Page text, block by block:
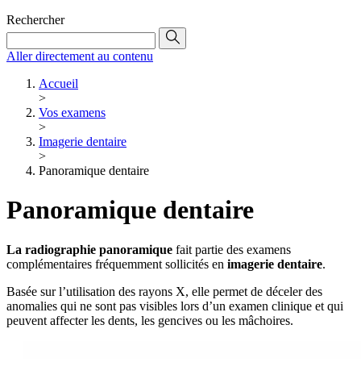
Rechercher
Aller directement au contenu
Accueil
>
Vos examens
>
Imagerie dentaire
>
Panoramique dentaire
Panoramique dentaire
La radiographie panoramique fait partie des examens
complémentaires fréquemment sollicités en imagerie dentaire.
Basée sur l’utilisation des rayons X, elle permet de déceler des
anomalies qui ne sont pas visibles lors d’un examen clinique et qui
peuvent affecter les dents, les gencives ou les mâchoires.